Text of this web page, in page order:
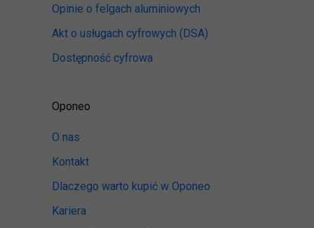
Opinie o felgach aluminiowych
Akt o usługach cyfrowych (DSA)
Dostępność cyfrowa
Oponeo
O nas
Kontakt
Dlaczego warto kupić w Oponeo
Kariera